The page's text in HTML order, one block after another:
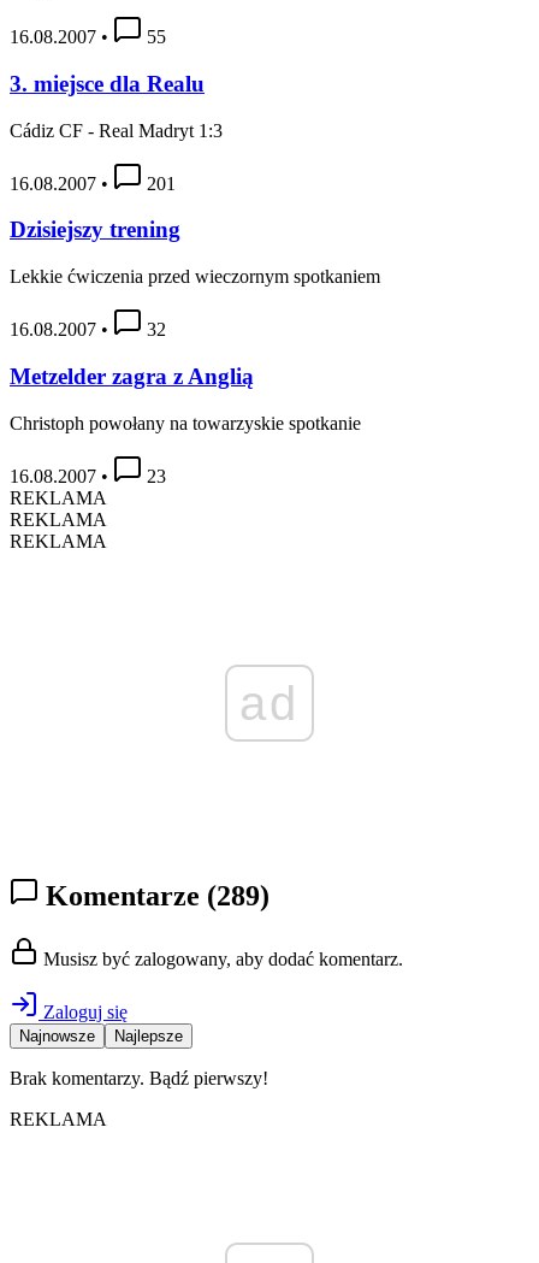
16.08.2007 • 55
3. miejsce dla Realu
Cádiz CF - Real Madryt 1:3
16.08.2007 • 201
Dzisiejszy trening
Lekkie ćwiczenia przed wieczornym spotkaniem
16.08.2007 • 32
Metzelder zagra z Anglią
Christoph powołany na towarzyskie spotkanie
16.08.2007 •
23
REKLAMA
REKLAMA
REKLAMA
ad
Komentarze (289)
Musisz być zalogowany, aby dodać komentarz.
Zaloguj się
Najnowsze Najlepsze
Brak komentarzy. Bądź pierwszy!
REKLAMA